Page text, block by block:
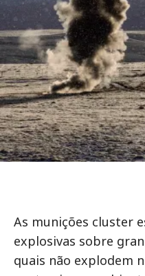
As munições cluster
explosivas sobre
quais não explodem